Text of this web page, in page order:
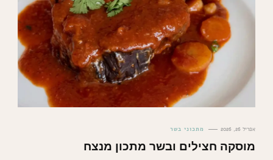
אפריל 26, 2026 מתכוני בשר
מוסקה חצילים ובשר מתכון מנצח